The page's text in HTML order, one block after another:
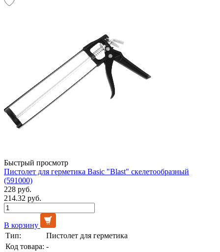
Быстрый просмотр
Пистолет для герметика Basic "Blast" скелетообразный
(591000)
228 руб.
214.32 руб.
В корзину
Тип:
Пистолет для герметика
Код товара: -